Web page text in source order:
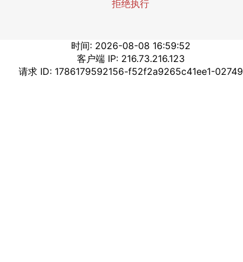
拒绝执行
时间: 2026-08-08 16:59:52
客户端 IP: 216.73.216.123
请求 ID: 1786179592156-f52f2a9265c41ee1-02749